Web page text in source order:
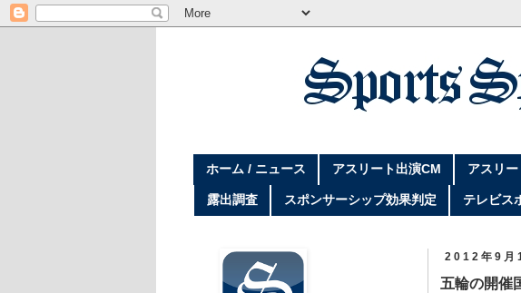
ホーム / ニュース アスリート出演CM アスリ
露出調査 スポンサーシップ効果判定 テレビス
2012年9月
五輪の開